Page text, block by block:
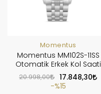
Momentus
Momentus MM102S-11SS
Otomatik Erkek Kol Saati
20.998,00
17.848,30
%15